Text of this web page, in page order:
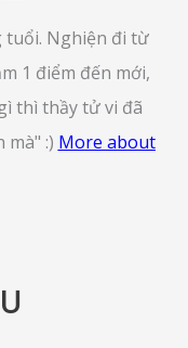
tuổi. Nghiện đi từ
1 điểm đến mới,
thì thầy tử vi đã
mà" :) More about